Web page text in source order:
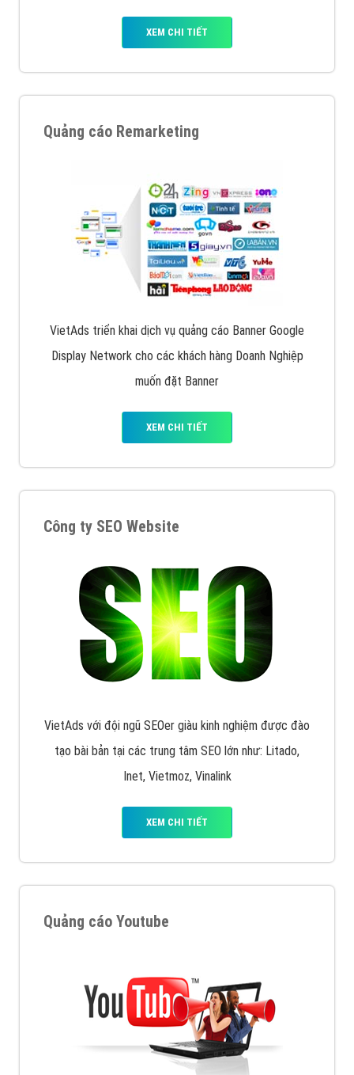
XEM CHI TIẾT
Quảng cáo Remarketing
VietAds triển khai dịch vụ quảng cáo Banner Google
Display Network cho các khách hàng Doanh Nghiệp
muốn đặt Banner
XEM CHI TIẾT
Công ty SEO Website
VietAds với đội ngũ SEOer giàu kinh nghiệm được đào
tạo bài bản tại các trung tâm SEO lớn như: Litado,
Inet, Vietmoz, Vinalink
XEM CHI TIẾT
Quảng cáo Youtube